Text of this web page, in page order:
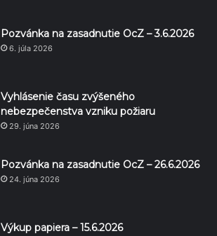
Pozvánka na zasadnutie OcZ – 3.6.2026
6. júla 2026
Vyhlásenie času zvýšeného
nebezpečenstva vzniku požiaru
29. júna 2026
Pozvánka na zasadnutie OcZ – 26.6.2026
24. júna 2026
Výkup papiera – 15.6.2026